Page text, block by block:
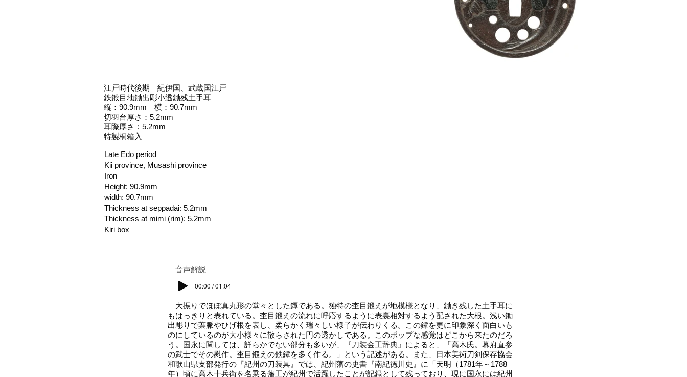
江戸時代後期 紀伊国、武蔵国江戸
鉄鍛目地鋤出彫小透鋤残土手耳
縦：90.9mm 横：90.7mm
切羽台厚さ：5.2mm
耳際厚さ：5.2mm
特製桐箱入
Late Edo period
Kii province, Musashi province
Iron
Height: 90.9mm
width: 90.7mm
Thickness at seppadai: 5.2mm
Thickness at mimi (rim): 5.2mm
Kiri box
​音声解説
00:00 / 01:04
大振りでほぼ真丸形の堂々とした鐔である。独特の杢目鍛えが地模様となり、鋤き残した土手耳に
もはっきりと表れている。杢目鍛えの流れに呼応するように表裏相対するよう配された大根。浅い鋤
出彫りで葉脈やひげ根を表し、柔らかく瑞々しい様子が伝わりくる。この鐔を更に印象深く面白いも
のにしているのが大小様々に散らされた円の透かしである。このポップな感覚はどこから来たのだろ
う。国永に関しては、詳らかでない部分も多いが、『刀装金工辞典』によると、「高木氏。幕府直参
の武士でその慰作。杢目鍛えの鉄鐔を多く作る。」という記述がある。また、日本美術刀剣保存協会
和歌山県支部発行の『紀州の刀装具』では、紀州藩の史書『南紀徳川史』に「天明（1781年～1788
年）頃に高木十兵衛を名乗る藩工が紀州で活躍したことが記録として残っており、現に国永には紀州